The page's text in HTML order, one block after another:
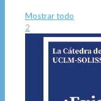
Mostrar todo
2